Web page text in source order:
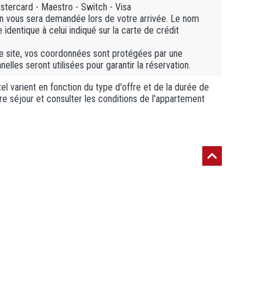
- Maestro - Switch - Visa
vous sera demandée lors de votre arrivée. Le nom
à celui indiqué sur la carte de crédit
vos coordonnées sont protégées par une
seront utilisées pour garantir la réservation.
varient en fonction du type d'offre et de la durée de
séjour et consulter les conditions de l'appartement